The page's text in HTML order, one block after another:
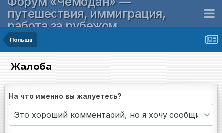
путешествия, иммиграция,
работа за рубежом
Польша
Жалоба
На что именно вы жалуетесь?